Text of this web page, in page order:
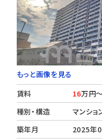
もっと画像を見る
賃料
16万円～
種別・構造
マンショ
築年月
2025年